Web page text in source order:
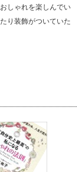
しゃれを楽しんでい
り装飾がついていた